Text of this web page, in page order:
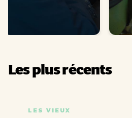
Les plus récents
LES VIEUX